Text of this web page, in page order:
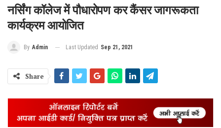
नर्सिंग कॉलेज में पौधारोपण कर कैंसर जागरूकता
कार्यक्रम आयोजित
By Admin Last Updated Sep 21, 2021
Share